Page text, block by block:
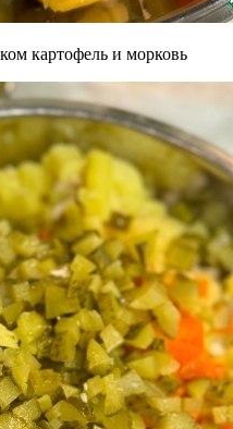
картофель и морковь